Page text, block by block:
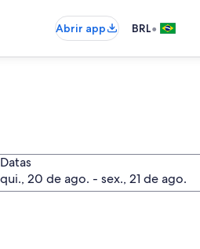
Abrir app BRL•
Datas